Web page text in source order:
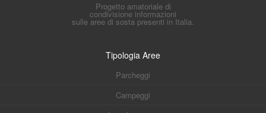
Progetto amatoriale di
condivisione informazioni
sulle aree di sosta presenti in Italia.
Tipologia Aree
Parcheggi
Campeggi